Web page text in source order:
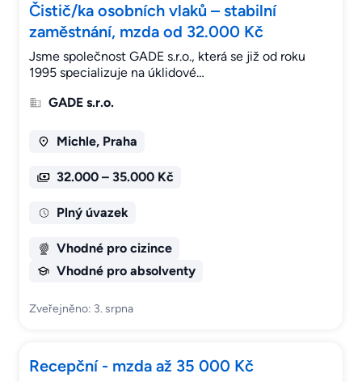
Čistič/ka osobních vlaků – stabilní
zaměstnání, mzda od 32.000 Kč
Jsme společnost GADE s.r.o., která se již od roku
1995 specializuje na úklidové…
GADE s.r.o.
Michle, Praha
32.000 – 35.000 Kč
Plný úvazek
Vhodné pro cizince
Vhodné pro absolventy
Zveřejněno: 3. srpna
Recepční - mzda až 35 000 Kč